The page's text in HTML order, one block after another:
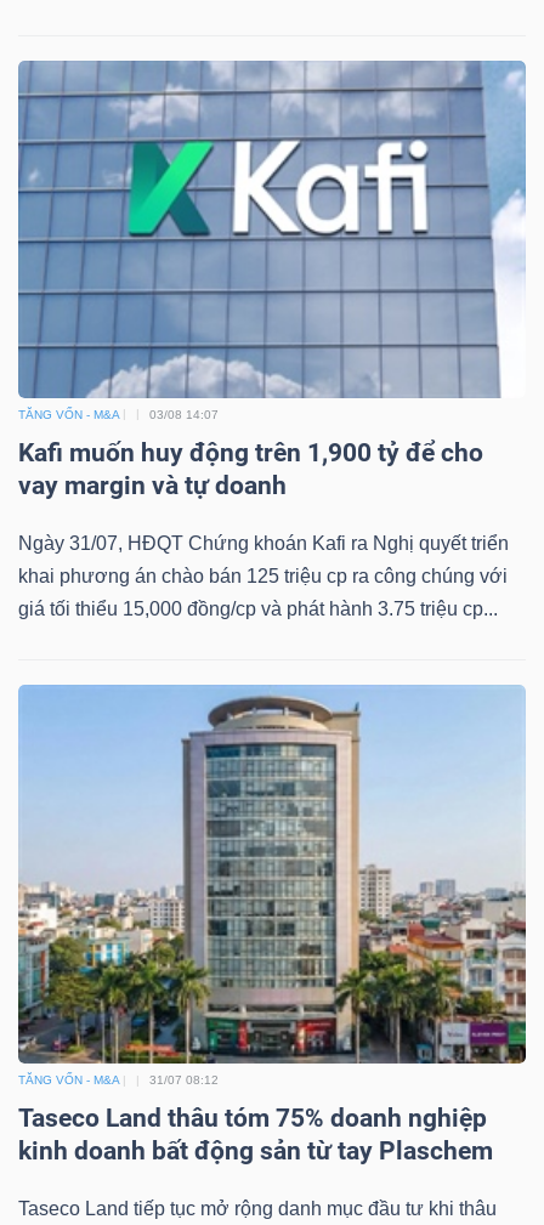
TĂNG VỐN - M&A 03/08 14:07
Kafi muốn huy động trên 1,900 tỷ để cho
vay margin và tự doanh
Ngày 31/07, HĐQT Chứng khoán Kafi ra Nghị quyết triển
khai phương án chào bán 125 triệu cp ra công chúng với
giá tối thiểu 15,000 đồng/cp và phát hành 3.75 triệu cp...
TĂNG VỐN - M&A 31/07 08:12
Taseco Land thâu tóm 75% doanh nghiệp
kinh doanh bất động sản từ tay Plaschem
Taseco Land tiếp tục mở rộng danh mục đầu tư khi thâu
Tin
tức
viết
tác
Báo
cáo
tích
(-)
(-)
Đào
tạo
tài